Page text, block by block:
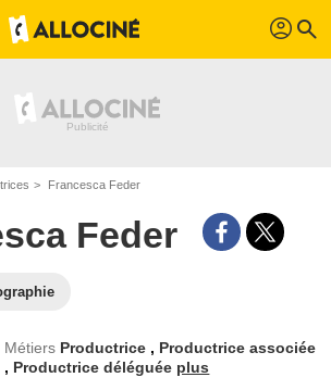
profil search
Francesca Feder
Feder
Métiers Productrice , Productrice associée
, Productrice déléguée plus